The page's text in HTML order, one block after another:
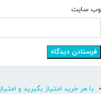
وب‌ سایت
با هر خرید امتیاز بگیرید و